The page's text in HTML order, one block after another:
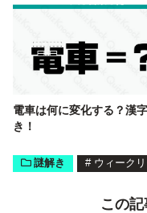
電車は何に変化する？漢
き！
謎解き # ウィーク
この